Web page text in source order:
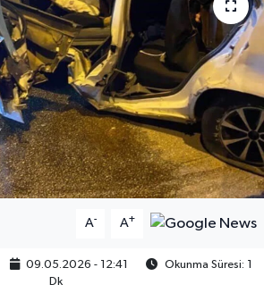
A- A+
09.05.2026 - 12:41
Okunma Süresi: 1
Dk